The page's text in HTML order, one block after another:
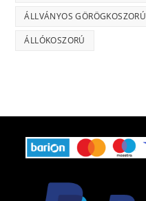
ÁLLVÁNYOS GÖRÖGKOSZORÚ
ÁLLÓKOSZORÚ